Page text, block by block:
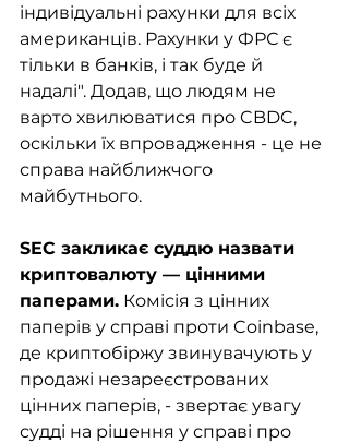
індивідуальні рахунки для всіх
американців. Рахунки у ФРС є
тільки в банків, і так буде й
надалі". Додав, що людям не
варто хвилюватися про CBDC,
оскільки їх впровадження - це не
справа найближчого
майбутнього.
SEC закликає суддю назвати
криптовалюту — цінними
паперами. Комісія з цінних
паперів у справі проти Coinbase,
де криптобіржу звинувачують у
продажі незареєстрованих
цінних паперів, - звертає увагу
судді на рішення у справі про